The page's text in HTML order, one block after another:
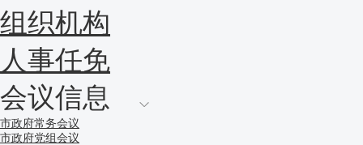
组织机构
人事任免
会议信息
市政府常务会议
市政府党组会议